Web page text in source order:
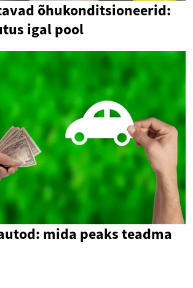
õhukonditsioneerid:
igal pool
mida peaks teadma